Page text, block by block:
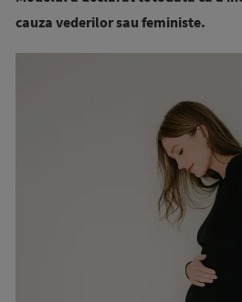
cauza vederilor sau feministe.